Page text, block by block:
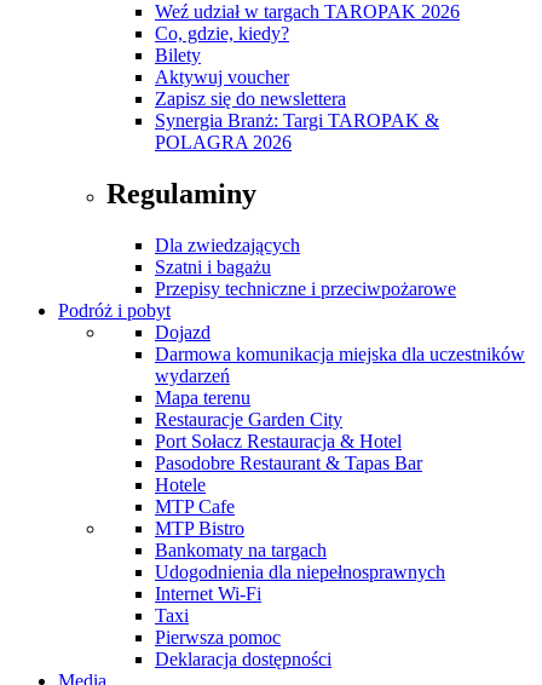
Weź udział w targach TAROPAK 2026
Co, gdzie, kiedy?
Bilety
Aktywuj voucher
Zapisz się do newslettera
Synergia Branż: Targi TAROPAK &
POLAGRA 2026
Regulaminy
Dla zwiedzających
Szatni i bagażu
Przepisy techniczne i przeciwpożarowe
Podróż i pobyt
Dojazd
Darmowa komunikacja miejska dla uczestników
wydarzeń
Mapa terenu
Restauracje Garden City
Port Sołacz Restauracja & Hotel
Pasodobre Restaurant & Tapas Bar
Hotele
MTP Cafe
MTP Bistro
Bankomaty na targach
Udogodnienia dla niepełnosprawnych
Internet Wi-Fi
Taxi
Pierwsza pomoc
Deklaracja dostępności
Media